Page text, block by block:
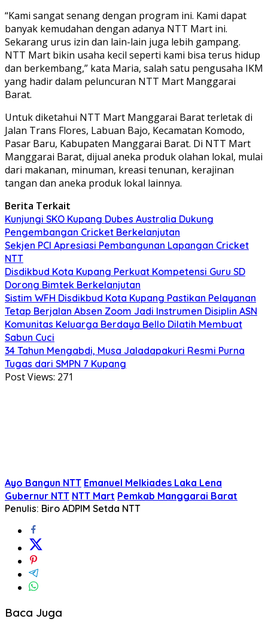
“Kami sangat senang dengan program ini. Kami dapat
banyak kemudahan dengan adanya NTT Mart ini.
Sekarang urus izin dan lain-lain juga lebih gampang.
NTT Mart bikin usaha kecil seperti kami bisa terus hidup
dan berkembang,” kata Maria, salah satu pengusaha IKM
yang hadir dalam peluncuran NTT Mart Manggarai
Barat.
Untuk diketahui NTT Mart Manggarai Barat terletak di
Jalan Trans Flores, Labuan Bajo, Kecamatan Komodo,
Pasar Baru, Kabupaten Manggarai Barat. Di NTT Mart
Manggarai Barat, dijual aneka produk olahan lokal, mulai
dari makanan, minuman, kreasi tenunan, kerajinan
tangan dan aneka produk lokal lainnya.
Berita Terkait
Kunjungi SKO Kupang Dubes Australia Dukung
Pengembangan Cricket Berkelanjutan
Sekjen PCI Apresiasi Pembangunan Lapangan Cricket
NTT
Disdikbud Kota Kupang Perkuat Kompetensi Guru SD
Dorong Bimtek Berkelanjutan
Sistim WFH Disdikbud Kota Kupang Pastikan Pelayanan
Tetap Berjalan Absen Zoom Jadi Instrumen Disiplin ASN
Komunitas Keluarga Berdaya Bello Dilatih Membuat
Sabun Cuci
34 Tahun Mengabdi, Musa Jaladapakuri Resmi Purna
Tugas dari SMPN 7 Kupang
Post Views: 271
Ayo Bangun NTT Emanuel Melkiades Laka Lena
Gubernur NTT NTT Mart Pemkab Manggarai Barat
Penulis: Biro ADPIM Setda NTT
Baca Juga